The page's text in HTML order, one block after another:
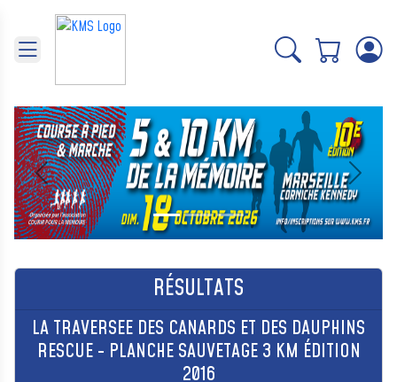
Précédent Suivant
RÉSULTATS
LA TRAVERSEE DES CANARDS ET DES DAUPHINS
RESCUE - PLANCHE SAUVETAGE 3 KM ÉDITION
2016
Panneau de gestion des cookies